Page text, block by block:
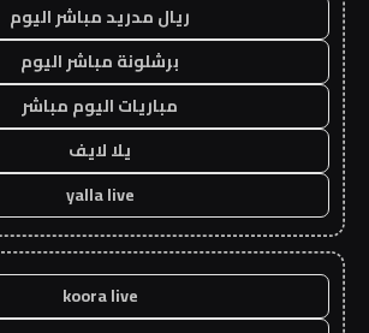
ريال مدريد مباشر اليوم
برشلونة مباشر اليوم
مباريات اليوم مباشر
يلا لايف
yalla live
koora live